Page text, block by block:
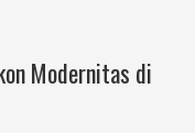
Modernitas di